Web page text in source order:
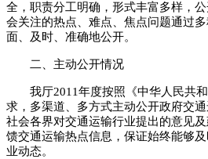
全，职责分工明确，形式丰富多样，
会关注的热点、难点、焦点问题通过
面、及时、准确地公开。
二、主动公开情况
我厅2011年度按照《中华人民共和
求，多渠道、多方式主动公开政府交
社会各界对交通运输行业提出的意见
馈交通运输热点信息，保证始终能够
业动态。